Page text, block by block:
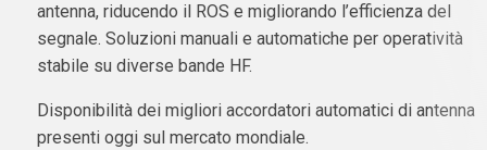
antenna, riducendo il ROS e migliorando l’efficienza del
segnale. Soluzioni manuali e automatiche per operatività
stabile su diverse bande HF.
Disponibilità dei migliori accordatori automatici di antenna
presenti oggi sul mercato mondiale.